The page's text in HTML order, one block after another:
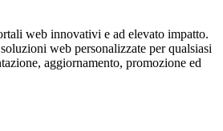
web innovativi e ad elevato impatto.
web personalizzate per qualsiasi
aggiornamento, promozione ed